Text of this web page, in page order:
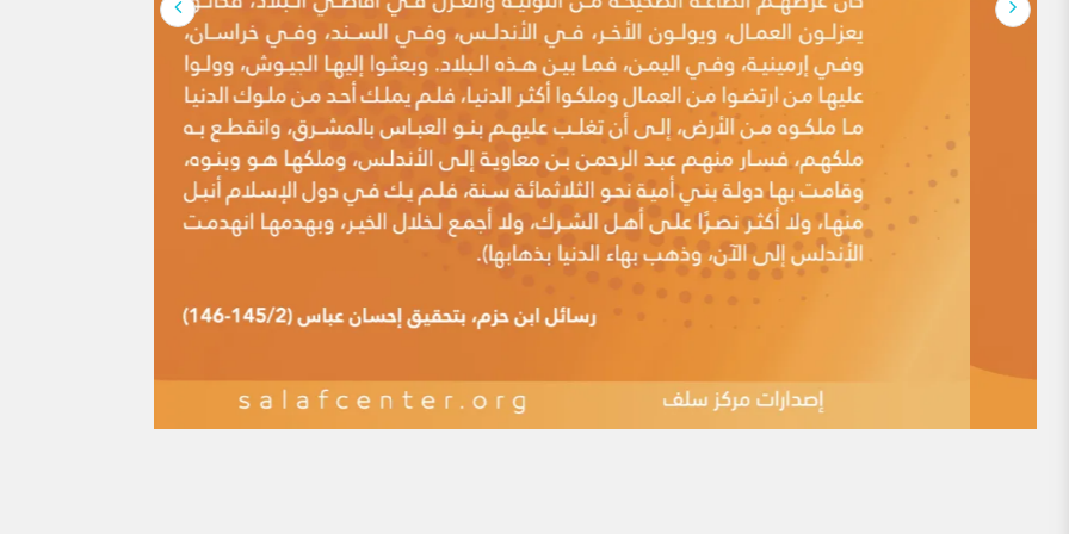
الروح والنفس وحاجات الجسد والجوارح، وينظم علاقات الإنسان كلها، وهو […]
لماذا يوجد الكثير منَ المذاهِب الإسلاميَّة معَ أنَّ القرآن واحد؟
مقدمة: هذه الدعوى ممَّا أثاره أهلُ البِدَع منذ العصور المُبكِّرة، وتصدَّى الفقهاء للردِّ عليها، ويَحتجُّ بها
اليومَ أعداءُ الإسلام منَ العَلمانيِّين وغيرهم. ومن أقدم من ذكر هذه الشبهة منقولةً عن أهل البدع:
الإمام ابن بطة، حيث قال: (باب التحذير منِ استماع كلام قوم يُريدون نقضَ الإسلام ومحوَ شرائعه،
فيُكَنُّون عن ذلك بالطعن على فقهاء المسلمين […]
ممن يقال: أساء المسلمون لهم في التاريخ
أحد عشر ممن يقال: أساء المسلمون لهم في التاريخ. مما يتكرر كثيراً ذكرُ المستشرقين والعلمانيين ومن
شايعهم أساميَ عدد ممن عُذِّب أو اضطهد أو قتل في التاريخ الإسلامي بأسباب فكرية وينسبون هذا
النكال أو القتل إلى الدين ،مشنعين على من اضطهدهم أو قتلهم ؛واصفين كل أهل التدين بالغلظة